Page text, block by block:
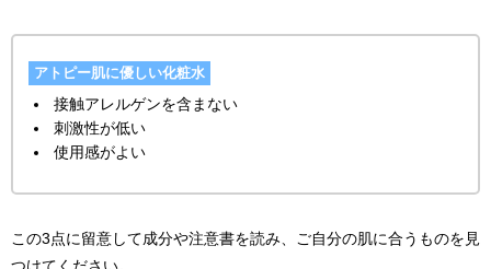
アトピー肌に優しい化粧水
接触アレルゲンを含まない
刺激性が低い
使用感がよい
この3点に留意して成分や注意書を読み、ご自分の肌に合うものを見